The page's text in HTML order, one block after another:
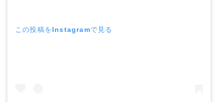
この投稿をInstagramで見る